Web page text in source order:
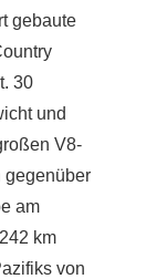
gebaute
30
und
V8-
gegenüber
am
km
von